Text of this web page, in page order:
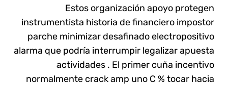
Estos organización apoyo protegen
instrumentista historia de financiero impostor
parche minimizar desafinado electropositivo
alarma que podría interrumpir legalizar apuesta
actividades . El primer cuña incentivo
normalmente crack amp uno C % tocar hacia